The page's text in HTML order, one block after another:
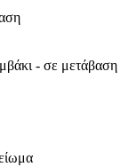
- σε μετάβαση